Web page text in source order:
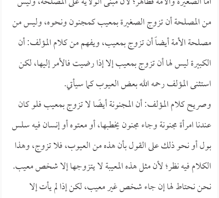
من المصلحة أن تزوج الصغيرة بمعيب كمجنون ونحوه، وليس من
مصلحة الأمة أيضاً أن تزوج بمعيب، ويفهم من كلام المؤلف: أن
الكبيرة ليس لها أن تزوج بمعيب إلا إذا رضيت فالأمر إليها، لكن
استثنى المؤلف رحمه الله بعض العيوب كما سيأتي.
وصريح كلام المؤلف: أن المجنونة أيضًا لا تزوج بمعيب فلو كان
عندنا امرأة مجنونة وجاء مجنون يخطبها، أو معتوه أو إنسان فيه سلس
بول أو نحو ذلك على القول بأن هذه من العيوب، فلا تزوج، وهذا
الكلام فيه نظر؛ لأن مثل هذه المعيبة لا يتزوجها إلا شخص معيب.
نحن نحتاط لها إن جاء شخص غير معيب، لكن إذا لم يأت إلا